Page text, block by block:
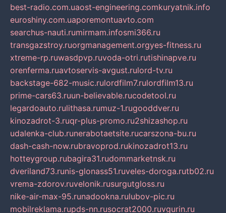
best-radio.com.uaost-engineering.comkuryatnik.info
euroshiny.com.uaporemontuavto.com
searchus-nauti.rumirmam.infosmi366.ru
transgazstroy.ruorgmanagement.orgyes-fitness.ru
xtreme-rp.ruwasdpvp.ruvoda-otri.rutishinapve.ru
orenferma.ruavtoservis-avgust.rulord-tv.ru
backstage-682-music.rulordfilm7.rulordfilm13.ru
prime-cars63.ruun-believable.rucodetool.ru
legardoauto.rulithasa.rumuz-1.rugooddver.ru
kinozadrot-3.ruqr-plus-promo.ru2shizashop.ru
udalenka-club.runerabotaetsite.rucarszona-bu.ru
dash-cash-now.rubravoprod.rukinozadrot13.ru
hotteygroup.rubagira31.rudommarketnsk.ru
dveriland73.runis-glonass51.ruveles-doroga.rutb02.ru
vrema-zdorov.ruvelonik.rusurgutgloss.ru
nike-air-max-95.runadookna.rulubov-pic.ru
mobilreklama.rupds-nn.rusocrat2000.ruvgurin.ru